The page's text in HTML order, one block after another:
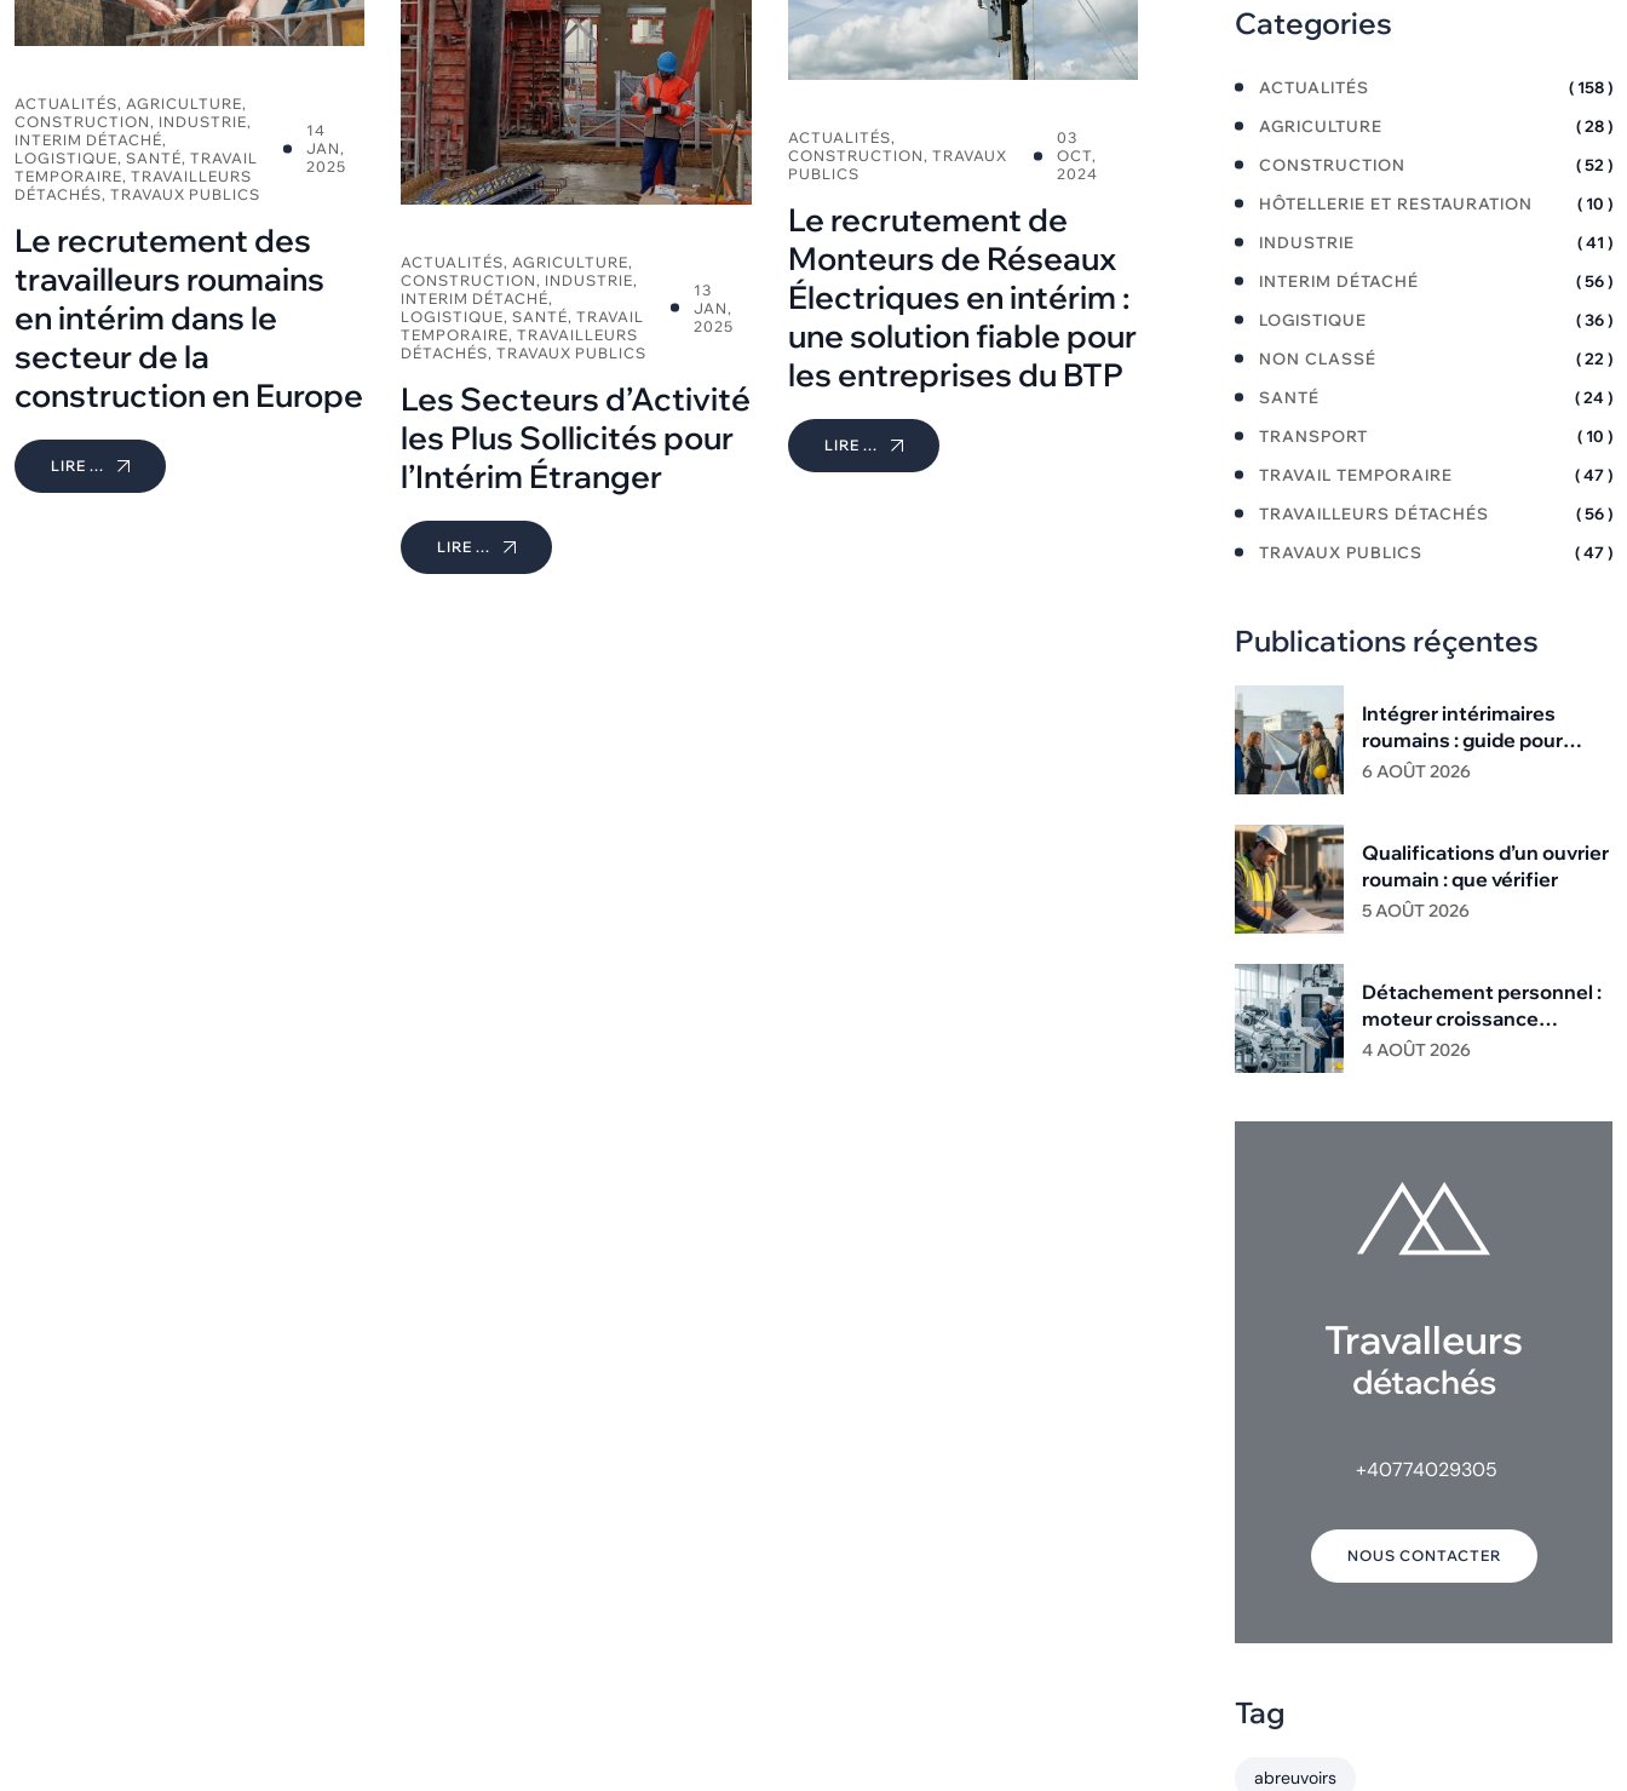
ACTUALITÉS, AGRICULTURE,
CONSTRUCTION , INDUSTRIE,
INTERIM DÉTACHÉ,
LOGISTIQUE, SANTÉ, TRAVAIL
TEMPORAIRE, TRAVAILLEURS
DÉTACHÉS, TRAVAUX PUBLICS
14
JAN,
2025
Le recrutement des
travailleurs roumains
en intérim dans le
secteur de la
construction en Europe
LIRE ...
ACTUALITÉS,AGRICULTURE,
CONSTRUCTION, INDUSTRIE,
INTERIM DÉTACHÉ,
LOGISTIQUE,SANTÉ,TRAVAIL
TEMPORAIRE,TRAVAILLEURS
DÉTACHÉS,TRAVAUX PUBLICS
13
JAN,
2025
Les Secteurs d’Activité
les Plus Sollicités pour
l’Intérim Étranger
LIRE ...
ACTUALITÉS,
CONSTRUCTION, TRAVAUX
PUBLICS
03
OCT,
2024
Le recrutement de
Monteurs de Réseaux
Électriques en intérim :
une solution fiable pour
les entreprises du BTP
LIRE ...
Categories
ACTUALITÉS
( 158 )
AGRICULTURE
( 28 )
CONSTRUCTION
( 52 )
HÔTELLERIE ET RESTAURATION
( 10 )
INDUSTRIE
( 41 )
INTERIM DÉTACHÉ
( 56 )
LOGISTIQUE
( 36 )
NON CLASSÉ
( 22 )
SANTÉ
( 24 )
TRANSPORT
( 10 )
TRAVAIL TEMPORAIRE
( 47 )
TRAVAILLEURS DÉTACHÉS
( 56 )
TRAVAUX PUBLICS
( 47 )
Publications réçentes
Intégrer intérimaires
roumains : guide pour
managers
6 AOÛT 2026
Qualifications d’un ouvrier
roumain : que vérifier
5 AOÛT 2026
Détachement personnel :
moteur croissance
industrielle
4 AOÛT 2026
Travalleurs
détachés
+40774029305
NOUS CONTACTER
Tag
abreuvoirs